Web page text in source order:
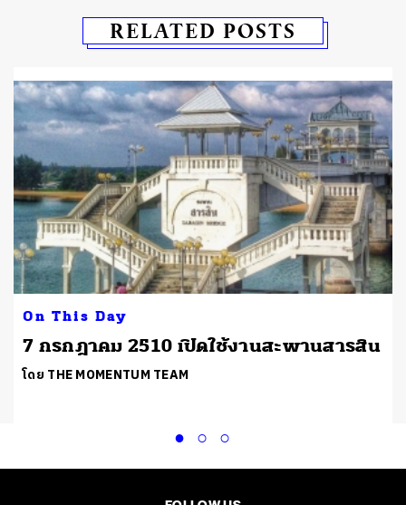
RELATED POSTS
On This Day
7 กรกฎาคม 2510 เปิดใช้งานสะพานสารสิน
โดย THE MOMENTUM TEAM